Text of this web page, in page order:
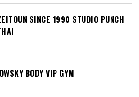
SINCE 1990 STUDIO PUNCH
BODY VIP GYM